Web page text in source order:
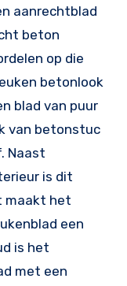
aanrechtblad
beton
op die
betonlook
blad van puur
van betonstuc
Naast
is dit
maakt het
een
is het
met een